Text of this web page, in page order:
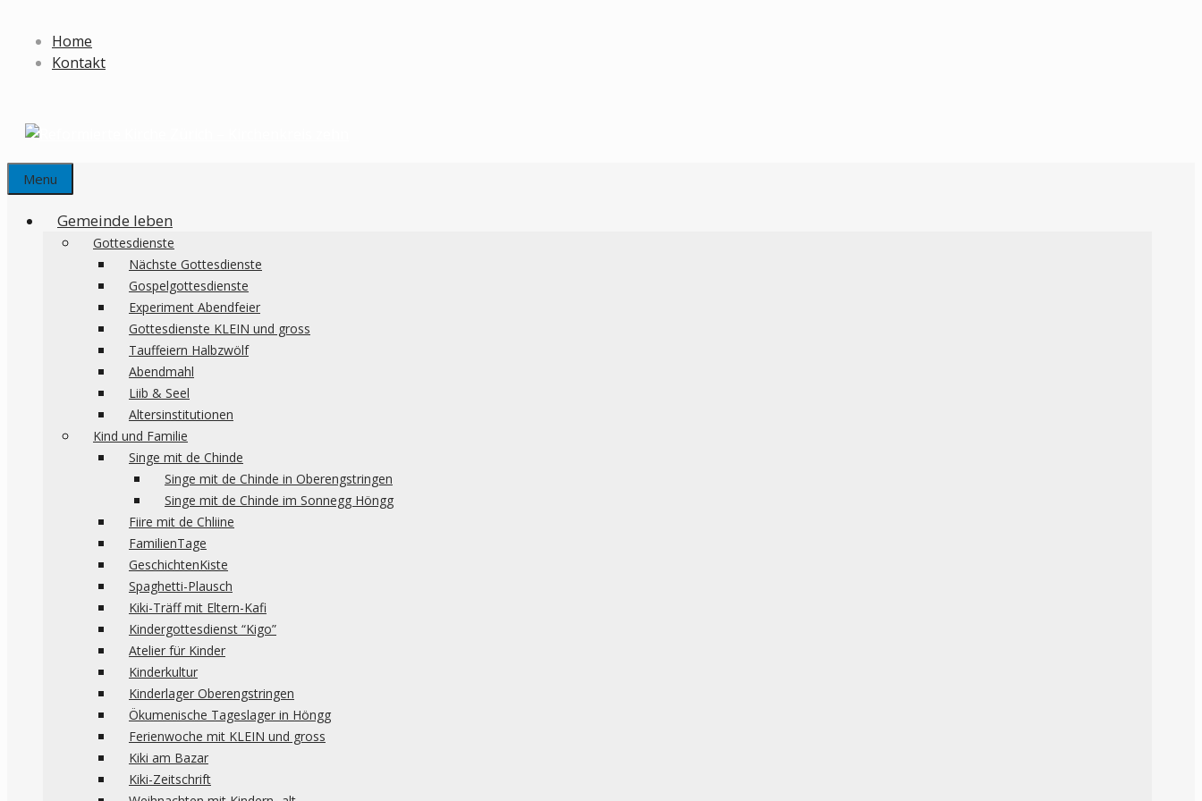
Inhalt
Home
Kontakt
Menu
Gemeinde leben
Gottesdienste
Nächste Gottesdienste
Gospelgottesdienste
Experiment Abendfeier
Gottesdienste KLEIN und gross
Tauffeiern Halbzwölf
Abendmahl
Liib & Seel
Altersinstitutionen
Kind und Familie
Singe mit de Chinde
Singe mit de Chinde in Oberengstringen
Singe mit de Chinde im Sonnegg Höngg
Fiire mit de Chliine
FamilienTage
GeschichtenKiste
Spaghetti-Plausch
Kiki-Träff mit Eltern-Kafi
Kindergottesdienst “Kigo”
Atelier für Kinder
Kinderkultur
Kinderlager Oberengstringen
Ökumenische Tageslager in Höngg
Ferienwoche mit KLEIN und gross
Kiki am Bazar
Kiki-Zeitschrift